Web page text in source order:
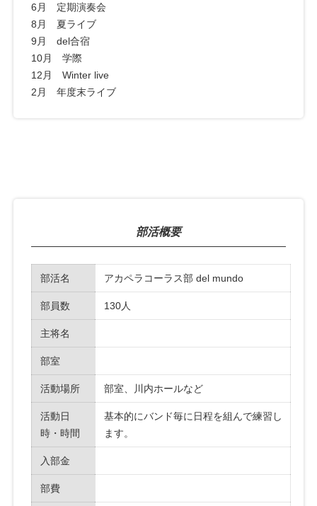
6月 定期演奏会
8月 夏ライブ
9月 del合宿
10月 学際
12月 Winter live
2月 年度末ライブ
部活概要
部活名 アカペラコーラス部 del mundo
部員数 130人
主将名
部室
活動場所 部室、川内ホールなど
活動日
時・時間
基本的にバンド毎に日程を組んで練習し
ます。
入部金
部費